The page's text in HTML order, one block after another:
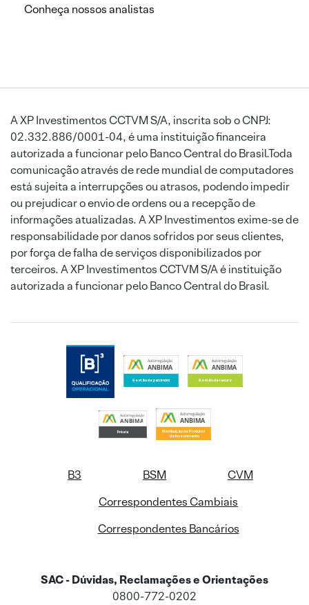
Conheça nossos analistas
A XP Investimentos CCTVM S/A, inscrita sob o CNPJ:
02.332.886/0001-04, é uma instituição financeira
autorizada a funcionar pelo Banco Central do Brasil.Toda
comunicação através de rede mundial de computadores
está sujeita a interrupções ou atrasos, podendo impedir
ou prejudicar o envio de ordens ou a recepção de
informações atualizadas. A XP Investimentos exime-se de
responsabilidade por danos sofridos por seus clientes,
por força de falha de serviços disponibilizados por
terceiros. A XP Investimentos CCTVM S/A é instituição
autorizada a funcionar pelo Banco Central do Brasil.
B3 BSM
CVM
Correspondentes Cambiais
Correspondentes Bancários
SAC - Dúvidas, Reclamações e Orientações
0800-772-0202